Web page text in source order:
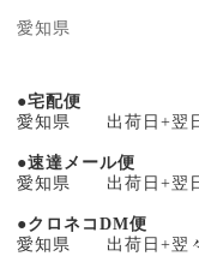
愛知県
●宅配便
愛知県 出荷日+翌
●速達メール便
愛知県 出荷日+翌
●クロネコDM便
愛知県 出荷日+翌